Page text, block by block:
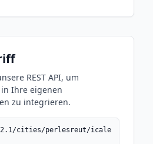
REST API, um
Ihre eigenen
zu integrieren.
cities/perlesreut/icale